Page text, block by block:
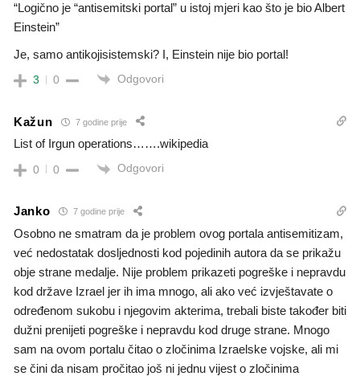
“Logično je “antisemitski portal” u istoj mjeri kao što je bio Albert
Einstein”
Je, samo antikojisistemski? I, Einstein nije bio portal!
3 0 Odgovori
Kažun 7 godine prije
List of Irgun operations…….wikipedia
0 0 Odgovori
Janko 7 godine prije
Osobno ne smatram da je problem ovog portala antisemitizam,
već nedostatak dosljednosti kod pojedinih autora da se prikažu
obje strane medalje. Nije problem prikazeti pogreške i nepravdu
kod države Izrael jer ih ima mnogo, ali ako već izvještavate o
određenom sukobu i njegovim akterima, trebali biste također biti
dužni prenijeti pogreške i nepravdu kod druge strane. Mnogo
sam na ovom portalu čitao o zločinima Izraelske vojske, ali mi
se čini da nisam pročitao još ni jednu vijest o zločinima